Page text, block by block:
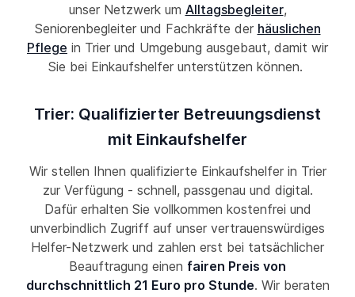
unser Netzwerk um Alltagsbegleiter,
Seniorenbegleiter und Fachkräfte der häuslichen
Pflege in Trier und Umgebung ausgebaut, damit wir
Sie bei Einkaufshelfer unterstützen können.
Trier: Qualifizierter Betreuungsdienst
mit Einkaufshelfer
Wir stellen Ihnen qualifizierte Einkaufshelfer in Trier
zur Verfügung - schnell, passgenau und digital.
Dafür erhalten Sie vollkommen kostenfrei und
unverbindlich Zugriff auf unser vertrauenswürdiges
Helfer-Netzwerk und zahlen erst bei tatsächlicher
Beauftragung einen fairen Preis von
durchschnittlich 21 Euro pro Stunde. Wir beraten